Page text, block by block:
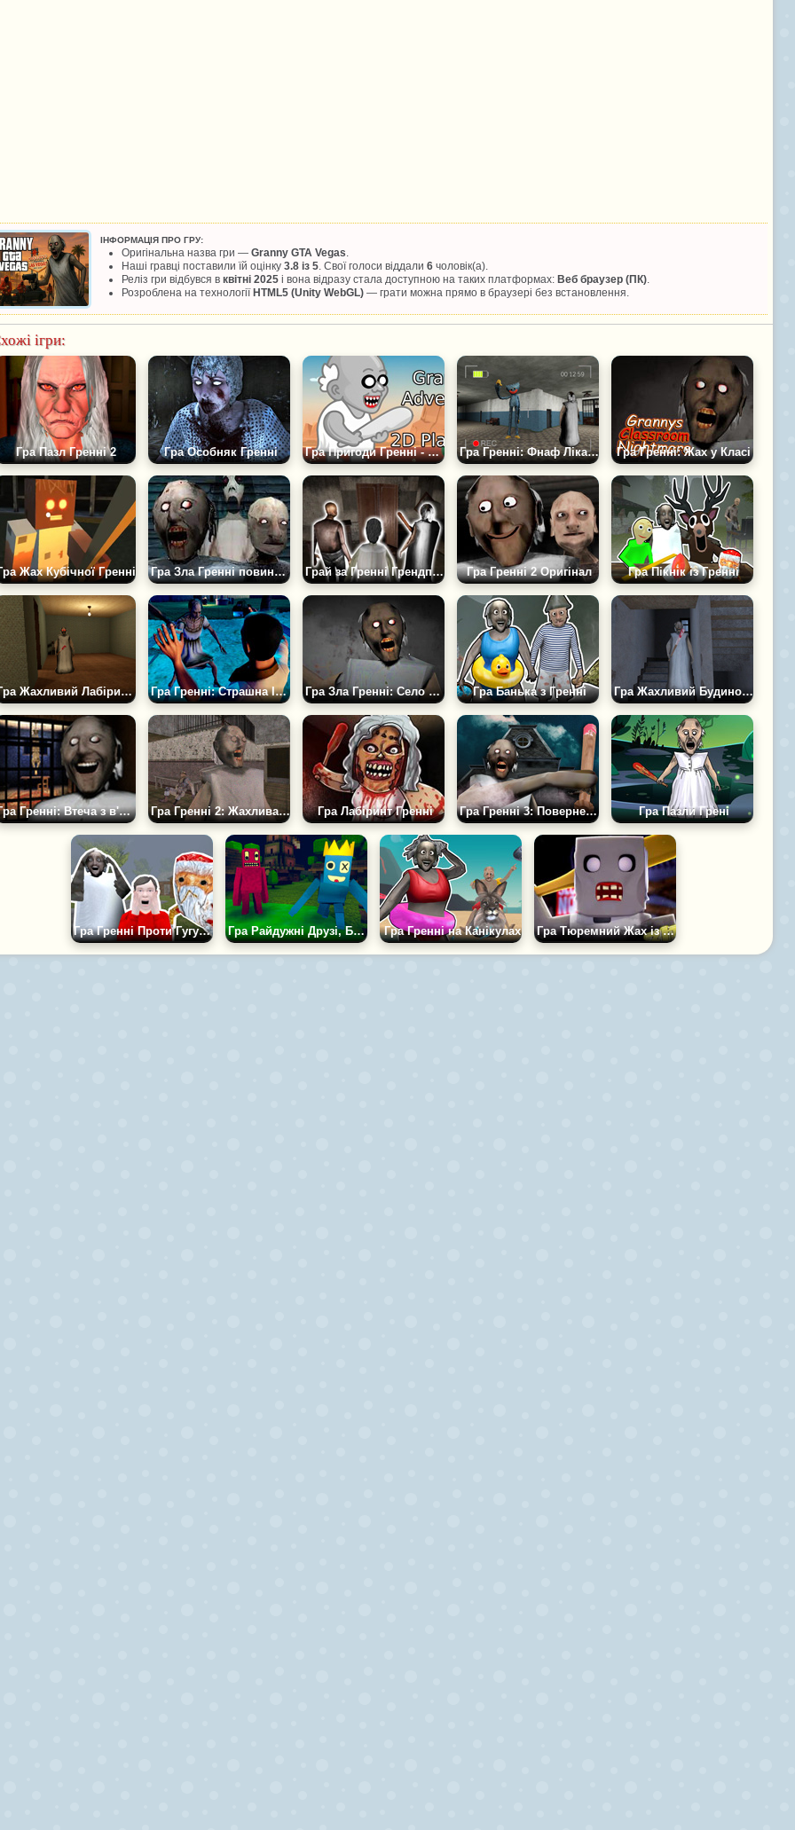
ІНФОРМАЦІЯ ПРО ГРУ:
Оригінальна назва гри — Granny GTA Vegas.
Наші гравці поставили їй оцінку 3.8 із 5. Свої голоси віддали 6 чоловік(а).
Реліз гри відбувся в квітні 2025 і вона відразу стала доступною на таких платформах: Веб браузер (ПК).
Розроблена на технології HTML5 (Unity WebGL) — грати можна прямо в браузері без встановлення.
ігри:
Гра Пазл Гренні 2 Гра Особняк Гренні Гра Пригоди Гренні - 2D-Платформер Гра Гренні: Фнаф Лікарня Гра Гренні: Жах у Класі
Жах Кубічної Гренні Гра Зла Гренні повинна померти: Частина 1 Грай за Гренні Грендпа Або Слендріну Гра Гренні 2 Оригінал Гра Пікнік із Гренні
Гра Жахливий Лабіринт Бабки Гренні Гра Гренні: Страшна Історія Гра Зла Гренні: Село Кошмарів Гра Банька з Гренні Гра Жахливий Будинок Бабки Гренні
Гра Гренні: Втеча з в'язниці Гра Гренні 2: Жахлива Психушка Гра Лабіринт Гренні Гра Гренні 3: Повернення до школи Гра Пазли Грені
Гра Гренні Проти Гугу Гага Гра Райдужні Друзі, Банан і Гренні Гра Гренні на Канікулах Гра Тюремний Жах із Бабусею